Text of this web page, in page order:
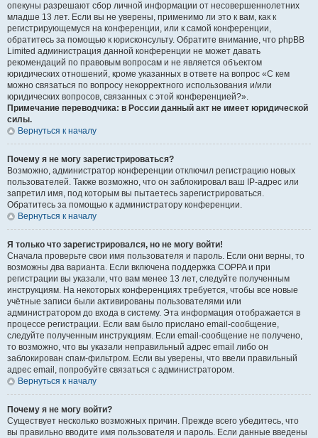
опекуны разрешают сбор личной информации от несовершеннолетних
младше 13 лет. Если вы не уверены, применимо ли это к вам, как к
регистрирующемуся на конференции, или к самой конференции,
обратитесь за помощью к юрисконсульту. Обратите внимание, что phpBB
Limited администрация данной конференции не может давать
рекомендаций по правовым вопросам и не является объектом
юридических отношений, кроме указанных в ответе на вопрос «С кем
можно связаться по вопросу некорректного использования и/или
юридических вопросов, связанных с этой конференцией?».
Примечание переводчика: в России данный акт не имеет юридической
силы.
Вернуться к началу
Почему я не могу зарегистрироваться?
Возможно, администратор конференции отключил регистрацию новых
пользователей. Также возможно, что он заблокировал ваш IP-адрес или
запретил имя, под которым вы пытаетесь зарегистрироваться.
Обратитесь за помощью к администратору конференции.
Вернуться к началу
Я только что зарегистрировался, но не могу войти!
Сначала проверьте свои имя пользователя и пароль. Если они верны, то
возможны два варианта. Если включена поддержка COPPA и при
регистрации вы указали, что вам менее 13 лет, следуйте полученным
инструкциям. На некоторых конференциях требуется, чтобы все новые
учётные записи были активированы пользователями или
администратором до входа в систему. Эта информация отображается в
процессе регистрации. Если вам было прислано email-сообщение,
следуйте полученным инструкциям. Если email-сообщение не получено,
то возможно, что вы указали неправильный адрес email либо он
заблокирован спам-фильтром. Если вы уверены, что ввели правильный
адрес email, попробуйте связаться с администратором.
Вернуться к началу
Почему я не могу войти?
Существует несколько возможных причин. Прежде всего убедитесь, что
вы правильно вводите имя пользователя и пароль. Если данные введены